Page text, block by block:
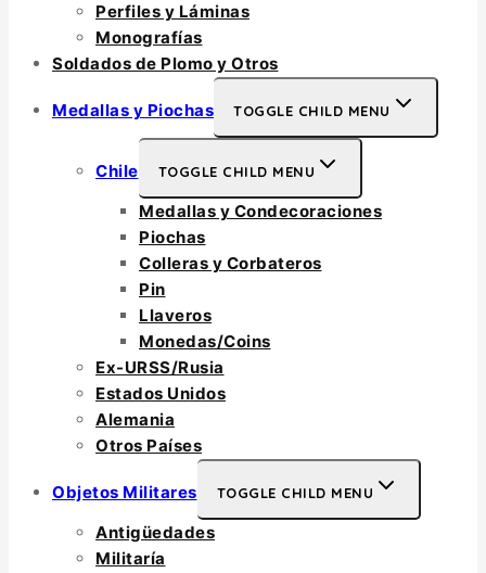
Perfiles y Láminas
Monografías
Soldados de Plomo y Otros
Medallas y Piochas TOGGLE CHILD MENU
Chile TOGGLE CHILD MENU
Medallas y Condecoraciones
Piochas
Colleras y Corbateros
Pin
Llaveros
Monedas/Coins
Ex-URSS/Rusia
Estados Unidos
Alemania
Otros Países
Objetos Militares TOGGLE CHILD MENU
Antigüedades
Militaría